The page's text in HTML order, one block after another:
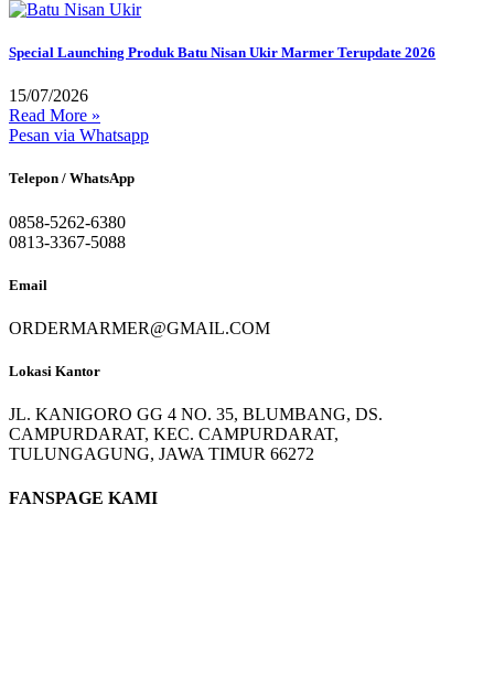
Special Launching Produk Batu Nisan Ukir Marmer Terupdate 2026
15/07/2026
Read More »
Pesan via Whatsapp
Telepon / WhatsApp
0858-5262-6380
0813-3367-5088
Email
ORDERMARMER@GMAIL.COM
Lokasi Kantor
JL. KANIGORO GG 4 NO. 35, BLUMBANG, DS.
CAMPURDARAT, KEC. CAMPURDARAT,
TULUNGAGUNG, JAWA TIMUR 66272
FANSPAGE KAMI